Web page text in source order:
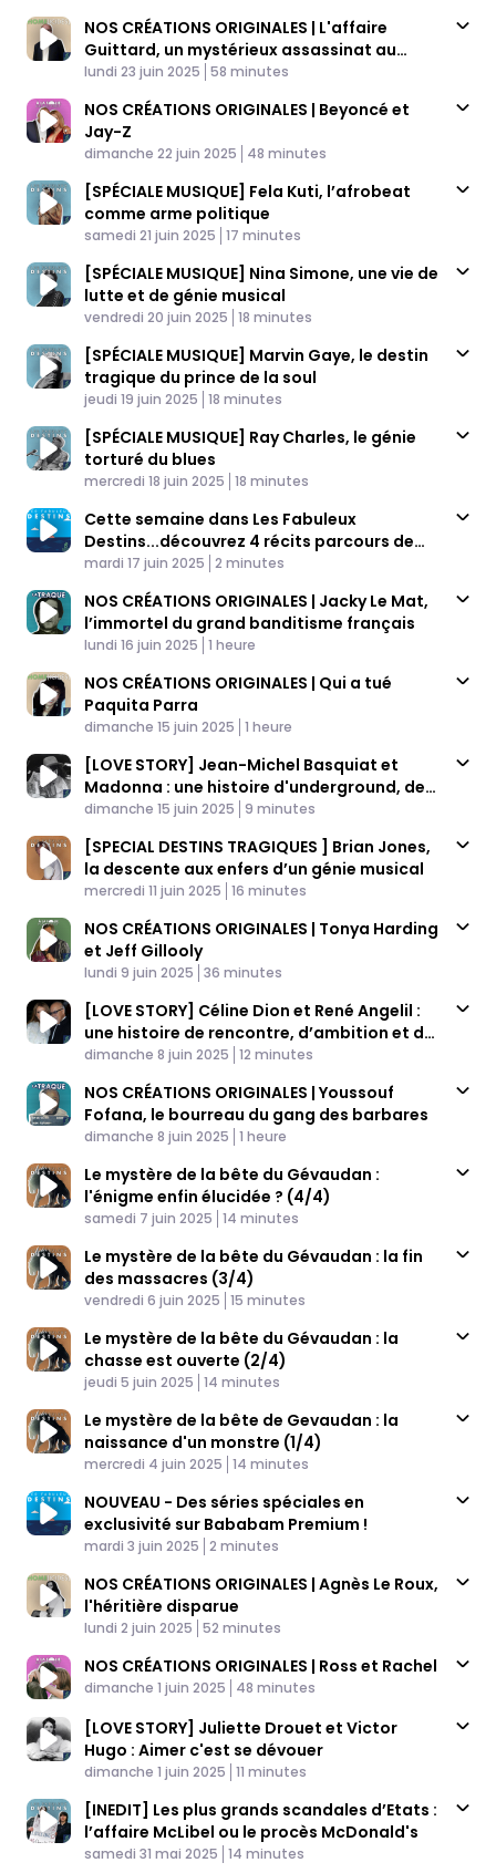
NOS CRÉATIONS ORIGINALES | L'affaire
Guittard, un mystérieux assassinat au
Mans
Published At
lundi 23 juin 2025 Time
58 minutes
NOS CRÉATIONS ORIGINALES | Beyoncé et
Jay-Z
Published At
dimanche 22 juin 2025 Time
48 minutes
[SPÉCIALE MUSIQUE] Fela Kuti, l’afrobeat
comme arme politique
Published At
samedi 21 juin 2025 Time
17 minutes
[SPÉCIALE MUSIQUE] Nina Simone, une vie de
lutte et de génie musical
Published At
vendredi 20 juin 2025 Time
18 minutes
[SPÉCIALE MUSIQUE] Marvin Gaye, le destin
tragique du prince de la soul
Published At
jeudi 19 juin 2025 Time
18 minutes
[SPÉCIALE MUSIQUE] Ray Charles, le génie
torturé du blues
Published At
mercredi 18 juin 2025 Time
18 minutes
Cette semaine dans Les Fabuleux
Destins...découvrez 4 récits parcours de
grands noms de la musique
Published At
mardi 17 juin 2025 Time
2 minutes
NOS CRÉATIONS ORIGINALES | Jacky Le Mat,
l’immortel du grand banditisme français
Published At
lundi 16 juin 2025 Time
1 heure
NOS CRÉATIONS ORIGINALES | Qui a tué
Paquita Parra
Published At
dimanche 15 juin 2025 Time
1 heure
[LOVE STORY] Jean-Michel Basquiat et
Madonna : une histoire d'underground, de
succès et de rupture
Published At
dimanche 15 juin 2025 Time
9 minutes
[SPECIAL DESTINS TRAGIQUES ] Brian Jones,
la descente aux enfers d’un génie musical
Published At
mercredi 11 juin 2025 Time
16 minutes
NOS CRÉATIONS ORIGINALES | Tonya Harding
et Jeff Gillooly
Published At
lundi 9 juin 2025 Time
36 minutes
[LOVE STORY] Céline Dion et René Angelil :
une histoire de rencontre, d’ambition et de
succès
Published At
dimanche 8 juin 2025 Time
12 minutes
NOS CRÉATIONS ORIGINALES | Youssouf
Fofana, le bourreau du gang des barbares
Published At
dimanche 8 juin 2025 Time
1 heure
Le mystère de la bête du Gévaudan :
l'énigme enfin élucidée ? (4/4)
Published At
samedi 7 juin 2025 Time
14 minutes
Le mystère de la bête du Gévaudan : la fin
des massacres (3/4)
Published At
vendredi 6 juin 2025 Time
15 minutes
Le mystère de la bête du Gévaudan : la
chasse est ouverte (2/4)
Published At
jeudi 5 juin 2025 Time
14 minutes
Le mystère de la bête de Gevaudan : la
naissance d'un monstre (1/4)
Published At
mercredi 4 juin 2025 Time
14 minutes
NOUVEAU - Des séries spéciales en
exclusivité sur Bababam Premium !
Published At
mardi 3 juin 2025 Time
2 minutes
NOS CRÉATIONS ORIGINALES | Agnès Le Roux,
l'héritière disparue
Published At
lundi 2 juin 2025 Time
52 minutes
NOS CRÉATIONS ORIGINALES | Ross et Rachel
Published At
dimanche 1 juin 2025 Time
48 minutes
[LOVE STORY] Juliette Drouet et Victor
Hugo : Aimer c'est se dévouer
Published At
dimanche 1 juin 2025 Time
11 minutes
[INEDIT] Les plus grands scandales d’Etats :
l’affaire McLibel ou le procès McDonald's
Published At
samedi 31 mai 2025 Time
14 minutes